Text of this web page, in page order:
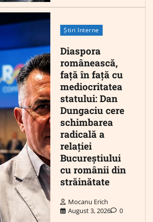
Știri Interne
Diaspora
românească,
față în față cu
mediocritatea
statului: Dan
Dungaciu cere
schimbarea
radicală a
relației
Bucureștiului
cu românii din
străinătate
Mocanu Erich
August 3, 2026
0